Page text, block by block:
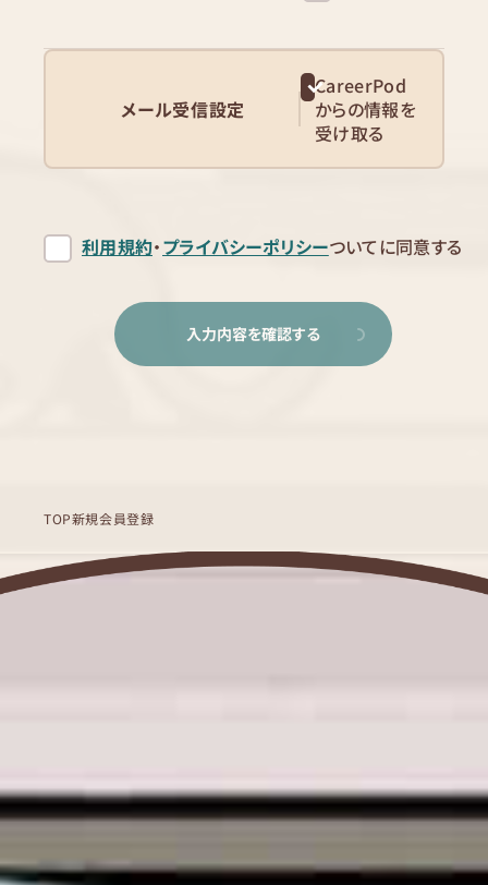
メール受信設定
CareerPod
からの情報を
受け取る
利用規約・プライバシーポリシーついてに同意する
入力内容を確認する
TOP新規会員登録